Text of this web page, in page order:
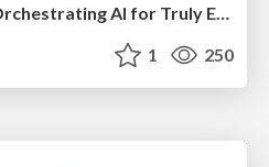
The Director’s Chair: Orchestrating AI for Truly Effective Learning
1 250